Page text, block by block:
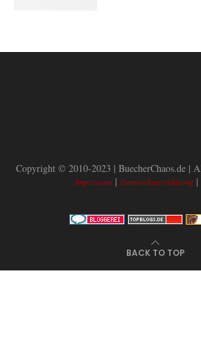
Copyright © 2010-2023 | BuecherChaos.de |
Impressum | Datenschutzerklärung|
BACK TO TOP